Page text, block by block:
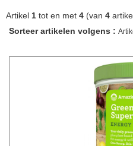
Artikel 1 tot en met 4 (van 4
Sorteer artikelen volgens :